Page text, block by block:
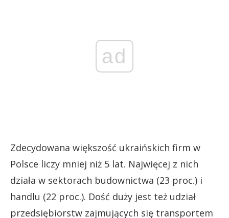
ad
Zdecydowana większość ukraińskich firm w
Polsce liczy mniej niż 5 lat. Najwięcej z nich
działa w sektorach budownictwa (23 proc.) i
handlu (22 proc.). Dość duży jest też udział
przedsiębiorstw zajmujących się transportem